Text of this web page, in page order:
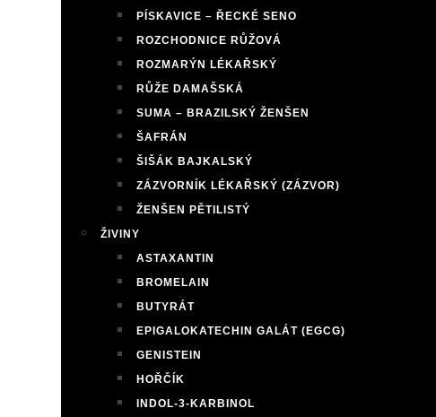
PÍSKAVICE – ŘECKÉ SENO
ROZCHODNICE RŮŽOVÁ
ROZMARÝN LÉKAŘSKÝ
RŮŽE DAMAŠSKÁ
SUMA – BRAZILSKÝ ŽENŠEN
ŠAFRÁN
ŠIŠÁK BAJKALSKÝ
ZÁZVORNÍK LÉKAŘSKÝ (ZÁZVOR)
ŽENŠEN PĚTILISTÝ
ŽIVINY
ASTAXANTIN
BROMELAIN
BUTYRÁT
EPIGALOKATECHIN GALÁT (EGCG)
GENISTEIN
HOŘČÍK
INDOL-3-KARBINOL